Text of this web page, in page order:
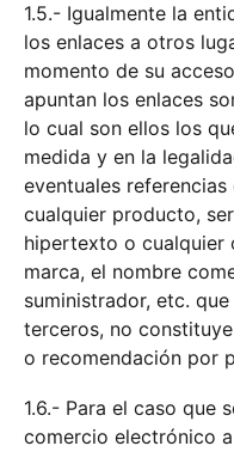
1.5.- Igualmente la
los enlaces a otros
momento de su
apuntan los enlaces
lo cual son ellos los
medida y en la
eventuales referencias
cualquier producto,
hipertexto o cualquier
marca, el nombre
suministrador, etc.
terceros, no
o recomendación por
1.6.- Para el caso que
comercio electrónico